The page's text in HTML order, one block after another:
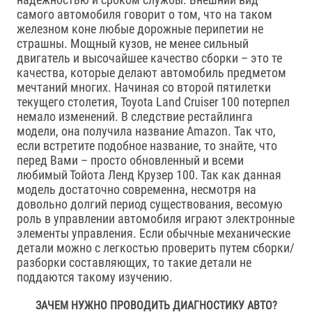
самого автомобиля говорит о том, что на таком
железном коне любые дорожные перипетии не
страшны. Мощный кузов, не менее сильный
двигатель и высочайшее качество сборки – это те
качества, которые делают автомобиль предметом
мечтаний многих. Начиная со второй пятилетки
текущего столетия, Toyota Land Cruiser 100 потерпел
немало изменений. В следствие рестайлинга
модели, она получила название Amazon. Так что,
если встретите подобное название, то знайте, что
перед Вами – просто обновленный и всеми
любимый Тойота Ленд Крузер 100. Так как данная
модель достаточно современна, несмотря на
довольно долгий период существования, весомую
роль в управлении автомобиля играют электронные
элементы управления. Если обычные механические
детали можно с легкостью проверить путем сборки/
разборки составляющих, то такие детали не
поддаются такому изучению.
ЗАЧЕМ НУЖНО ПРОВОДИТЬ ДИАГНОСТИКУ АВТО?